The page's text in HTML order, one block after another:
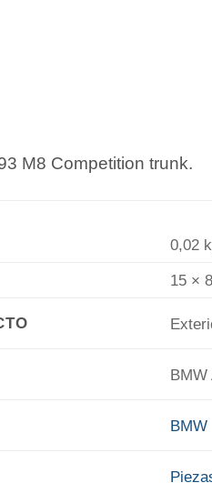
M8 Competition trunk.
0,02
15 ×
BMW
BMW